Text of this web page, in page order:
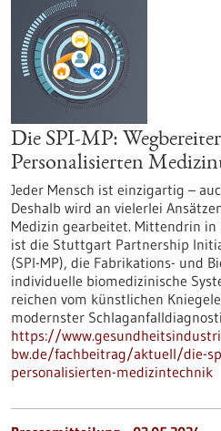
Die SPI-MP:
Personalisierten
Jeder Mensch ist einzigartig –
Deshalb wird an vielerlei
Medizin gearbeitet. Mittendrin in
ist die Stuttgart Partnership
(SPI-MP), die Fabrikations- und
individuelle biomedizinische
reichen vom künstlichen
modernster
https://
bw.de/fachbeitrag/aktuell/die-
personalisierten-medizintechnik